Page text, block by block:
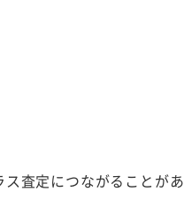
査定につながることがあ